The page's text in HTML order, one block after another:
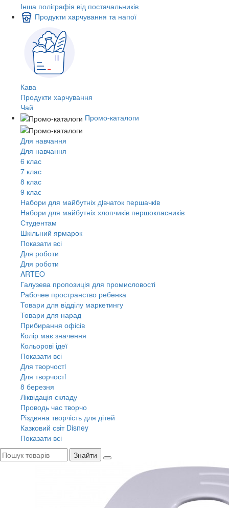
Інша поліграфія від постачальників
Продукти харчування та напої
Кава
Продукти харчування
Чай
Промо-каталоги
Для навчання
Для навчання
6 клас
7 клас
8 клас
9 клас
Набори для майбутніх дiвчаток першачкiв
Набори для майбутніх хлопчиків першокласників
Студентам
Шкільний ярмарок
Показати всі
Для роботи
Для роботи
ARTEO
Галузева пропозиція для промисловості
Рабочее пространство ребенка
Товари для відділу маркетингу
Товари для нарад
Прибирання офісів
Колір має значення
Кольорові ідеї
Показати всі
Для творчостi
Для творчостi
8 березня
Ліквідація складу
Проводь час творчо
Різдвяна творчість для дітей
Казковий світ Disney
Показати всі
Знайти